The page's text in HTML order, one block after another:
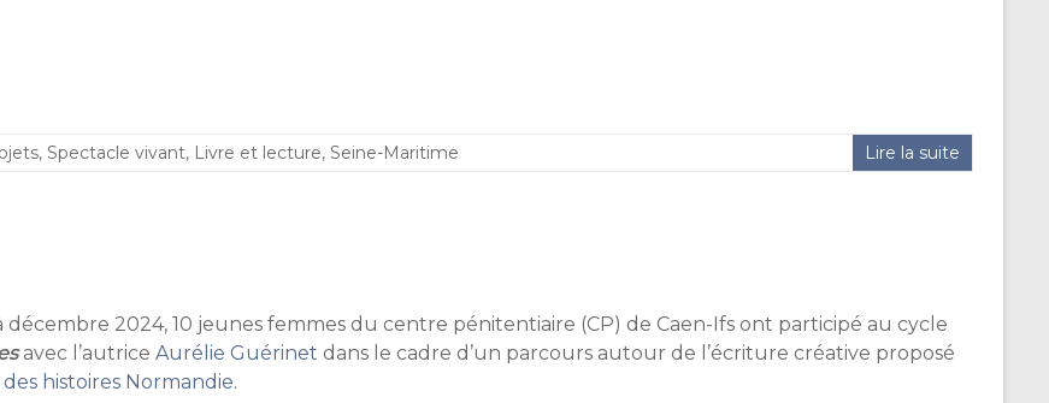
, Spectacle vivant, Livre et lecture, Seine-Maritime Lire la suite
décembre 2024, 10 jeunes femmes du centre pénitentiaire (CP) de Caen-Ifs ont participé au cycle
avec l’autrice Aurélie Guérinet dans le cadre d’un parcours autour de l’écriture créative proposé
des histoires Normandie.